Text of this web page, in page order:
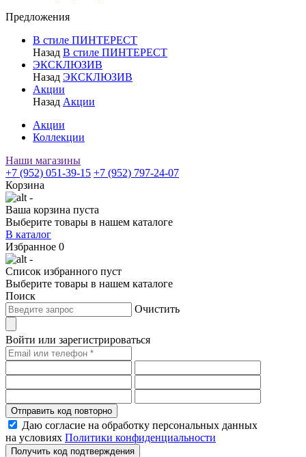
Предложения
В стиле ПИНТЕРЕСТ
Назад В стиле ПИНТЕРЕСТ
ЭКСКЛЮЗИВ
Назад ЭКСКЛЮЗИВ
Акции
Назад Акции
Акции
Коллекции
Наши магазины
+7 (952) 051-39-15 +7 (952) 797-24-07
Корзина
-
Ваша корзина пуста
Выберите товары в нашем каталоге
В каталог
Избранное 0
-
Список избранного пуст
Выберите товары в нашем каталоге
Поиск
Очистить
Войти или зарегистрироваться
Отправить код повторно
Даю согласие на обработку персональных данных
на условиях Политики конфиденциальности
Получить код подтверждения